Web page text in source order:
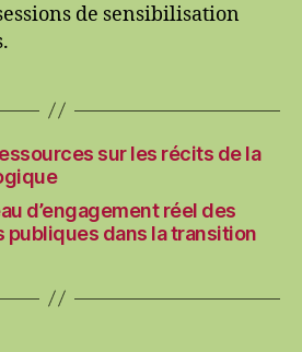
de sensibilisation
sur les récits de la
d’engagement réel des
publiques dans la transition